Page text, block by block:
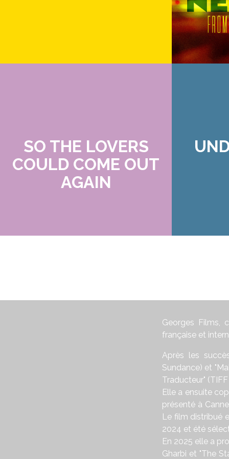
SO THE LOVERS
COULD COME OUT
AGAIN
Georges Films,
française et
Après les
Sundance) et
Traducteur"
Elle a ensuite
présenté à
Le film distribué
2024 et été
En 2025 elle a
Gharbi et "The